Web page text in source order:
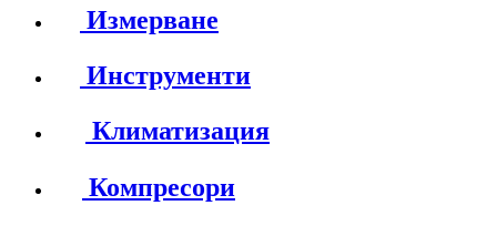
Измерване
Инструменти
Климатизация
Компресори